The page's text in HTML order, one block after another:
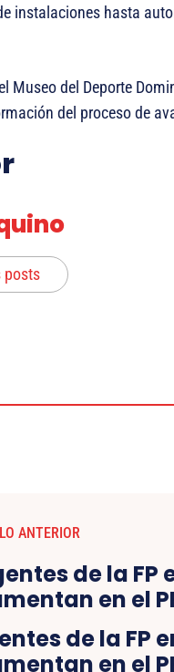
instalaciones hasta
Museo del Deporte
del proceso de
posts
ANTERIOR
de la FP
en el